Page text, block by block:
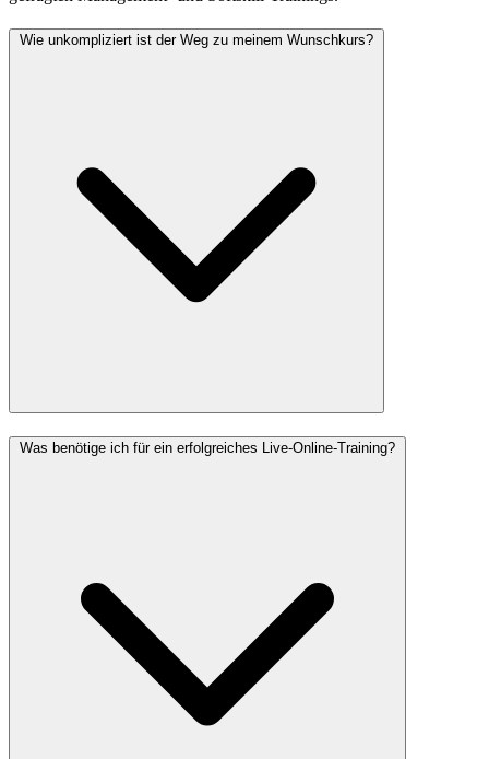
Wie unkompliziert ist der Weg zu meinem Wunschkurs?
Was benötige ich für ein erfolgreiches Live-Online-Training?